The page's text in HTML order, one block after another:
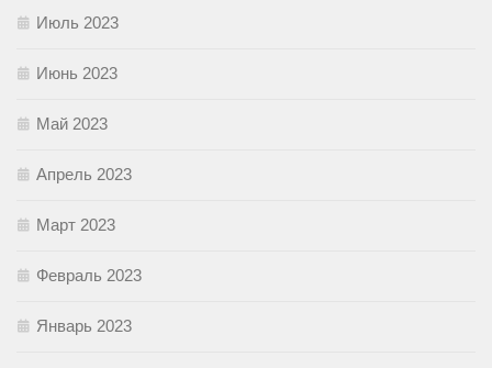
Июль 2023
Июнь 2023
Май 2023
Апрель 2023
Март 2023
Февраль 2023
Январь 2023